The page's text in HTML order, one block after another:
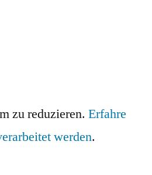
zu reduzieren.Erfahre
werden.